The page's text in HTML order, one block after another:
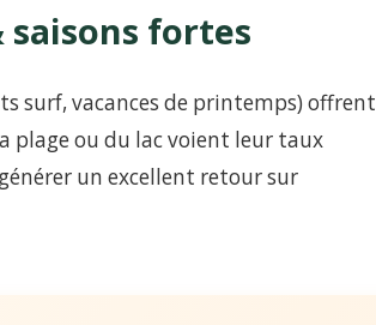
fortes
surf, vacances de printemps) offrent
plage ou du lac voient leur taux
un excellent retour sur